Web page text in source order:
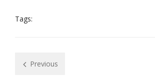
Tags:
Previous